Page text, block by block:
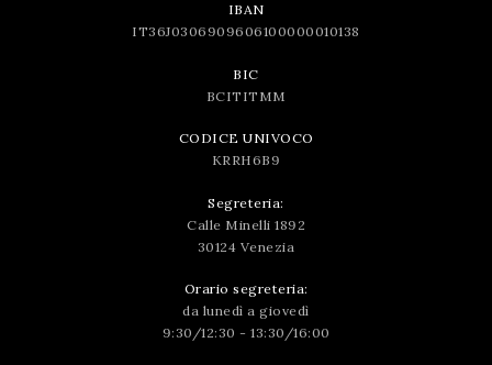
IBAN
IT36J0306909606100000010138
BIC
BCITITMM
CODICE UNIVOCO
KRRH6B9
Segreteria:
Calle Minelli 1892
30124 Venezia
Orario segreteria:
da lunedì a giovedì
9:30/12:30 - 13:30/16:00